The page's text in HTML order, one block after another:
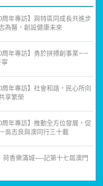
周年專訪】與特區同成長共進步
為醫，創設健康未來
周年專訪】勇於拼搏創事業——
周年專訪】社會和諧，民心所向
享繁榮
周年專訪】推動全方位發展，促
吳志良與澳同行三十載
荷香樂滿城──記第十七屆澳門